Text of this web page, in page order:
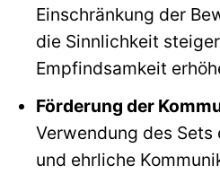
Einschränkung der
die Sinnlichkeit
Empfindsamkeit
Förderung der
Verwendung des
und ehrliche